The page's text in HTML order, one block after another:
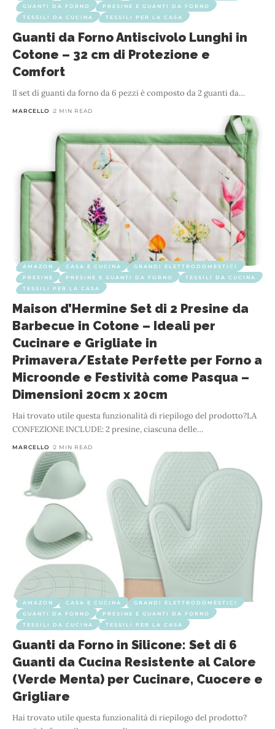
GUANTI DA FORNO
PRESINE E GUANTI DA FORNO
TESSILI DA CUCINA
TESSILI PER LA CASA
Guanti da Forno Antiscivolo Lunghi in
Cotone – 32 cm di Protezione e
Comfort
Il set di guanti da forno da 6 pezzi è composto da 2 guanti da…
MARCELLO 2 MIN READ
AMAZON CASA E CUCINA
GRANDI ELETTRODOMESTICI
PRESINE
PRESINE E GUANTI DA FORNO
TESSILI DA CUCINA
TESSILI PER LA CASA
Maison d’Hermine Set di 2 Presine da
Barbecue in Cotone – Ideali per
Cucinare e Grigliate in
Primavera/Estate Perfette per Forno a
Microonde e Festività come Pasqua –
Dimensioni 20cm x 20cm
Hai trovato utile questa funzionalità di riepilogo del prodotto?LA
CONFEZIONE INCLUDE: 2 presine, ciascuna delle…
MARCELLO 2 MIN READ
AMAZON CASA E CUCINA
GRANDI ELETTRODOMESTICI
GUANTI DA FORNO
PRESINE E GUANTI DA FORNO
TESSILI DA CUCINA
TESSILI PER LA CASA
Guanti da Forno in Silicone: Set di 6
Guanti da Cucina Resistente al Calore
(Verde Menta) per Cucinare, Cuocere e
Grigliare
Hai trovato utile questa funzionalità di riepilogo del prodotto?